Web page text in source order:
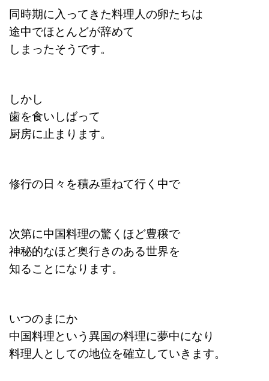
同時期に入ってきた料理人の卵たちは
途中でほとんどが辞めて
しまったそうです。
しかし
歯を食いしばって
厨房に止まります。
修行の日々を積み重ねて行く中で
次第に中国料理の驚くほど豊穣で
神秘的なほど奥行きのある世界を
知ることになります。
いつのまにか
中国料理という異国の料理に夢中になり
料理人としての地位を確立していきます。